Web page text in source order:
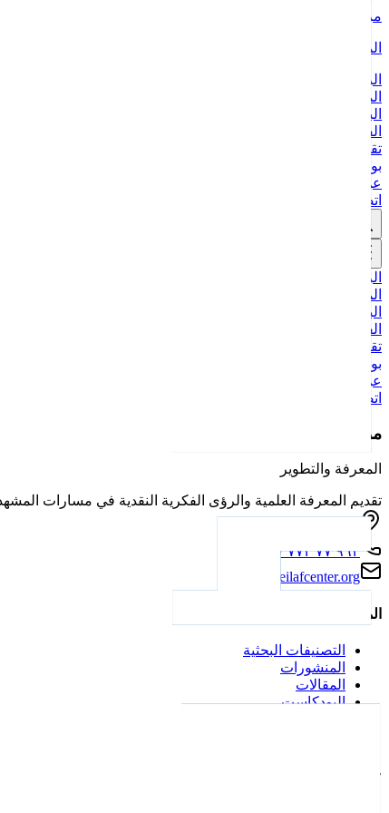
مركز ايلاف للدراسات
المعرفة والتطوير
الرئيسية
المقالات
البودكاست
الفعاليات
تقارير حالة
بورتريهات
عن المركز
اتصل بنا
الرئيسية
المقالات
البودكاست
الفعاليات
تقارير حالة
بورتريهات
عن المركز
اتصل بنا
مركز ايلاف للدراسات
المعرفة والتطوير
تقديم المعرفة العلمية والرؤى الفكرية النقدية في مسارات
+٩٦٢ ٧٧ ٧٧٢ ٦٠٠٧
info@eilafcenter.org
المحتوى
التصنيفات البحثية
المنشورات
المقالات
البودكاست
عن المركز